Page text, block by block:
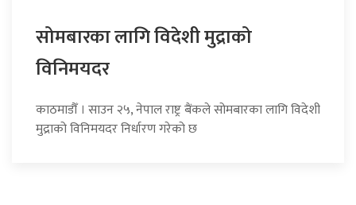
सोमबारका लागि विदेशी मुद्राको
विनिमयदर
काठमाडौँ । साउन २५, नेपाल राष्ट्र बैंकले सोमबारका लागि विदेशी
मुद्राको विनिमयदर निर्धारण गरेको छ